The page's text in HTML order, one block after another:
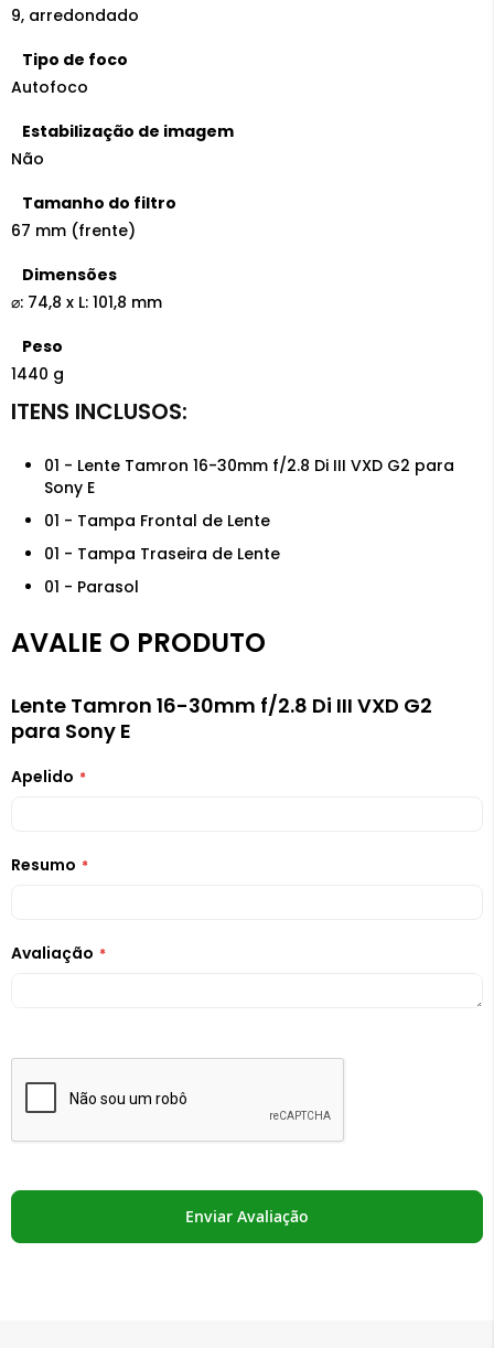
9, arredondado
Tipo de foco
Autofoco
Estabilização de imagem
Não
Tamanho do filtro
67 mm (frente)
Dimensões
⌀: 74,8 x L: 101,8 mm
Peso
1440 g
01 - Lente Tamron 16-30mm f/2.8 Di III VXD G2 para
Sony E
01 - Tampa Frontal de Lente
01 - Tampa Traseira de Lente
01 - Parasol
AVALIE O PRODUTO
Lente Tamron 16-30mm f/2.8 Di III VXD G2
para Sony E
Apelido
Resumo
Avaliação
Enviar Avaliação